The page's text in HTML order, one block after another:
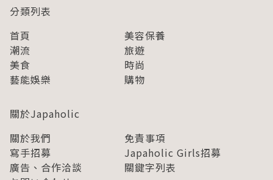
分類列表
首頁
美容保養
潮流
旅遊
美食
時尚
藝能娛樂
購物
關於Japaholic
關於我們
免責事項
寫手招募
Japaholic Girls招募
廣告、合作洽談
關鍵字列表